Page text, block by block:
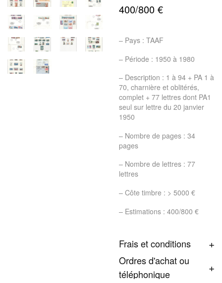
400/800 €
– Pays : TAAF
– Période : 1950 à 1980
– Description : 1 à 94 + PA 1 à
70, charnière et oblitérés,
complet + 77 lettres dont PA1
seul sur lettre du 20 janvier
1950
– Nombre de pages : 34
pages
– Nombre de lettres : 77
lettres
– Côte timbre : > 5000 €
– Estimations : 400/800 €
Frais et conditions
Ordres d'achat ou
téléphonique